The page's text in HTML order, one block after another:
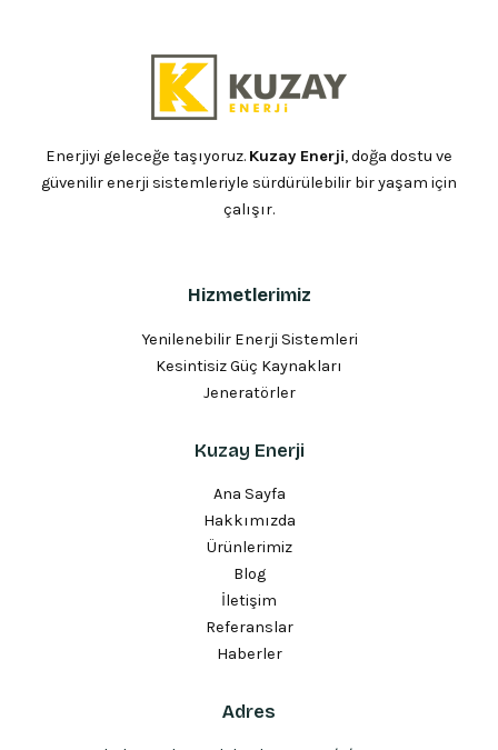
Enerjiyi geleceğe taşıyoruz. Kuzay Enerji, doğa dostu ve
güvenilir enerji sistemleriyle sürdürülebilir bir yaşam için
çalışır.
Hizmetlerimiz
Yenilenebilir Enerji Sistemleri
Kesintisiz Güç Kaynakları
Jeneratörler
Kuzay Enerji
Ana Sayfa
Hakkımızda
Ürünlerimiz
Blog
İletişim
Referanslar
Haberler
Adres